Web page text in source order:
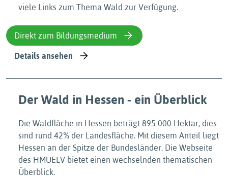
viele Links zum Thema Wald zur Verfügung.
Direkt zum Bildungsmedium
Details ansehen
Der Wald in Hessen - ein Überblick
Die Waldfläche in Hessen beträgt 895 000 Hektar, dies
sind rund 42% der Landesfläche. Mit diesem Anteil liegt
Hessen an der Spitze der Bundesländer. Die Webseite
des HMUELV bietet einen wechselnden thematischen
Überblick.